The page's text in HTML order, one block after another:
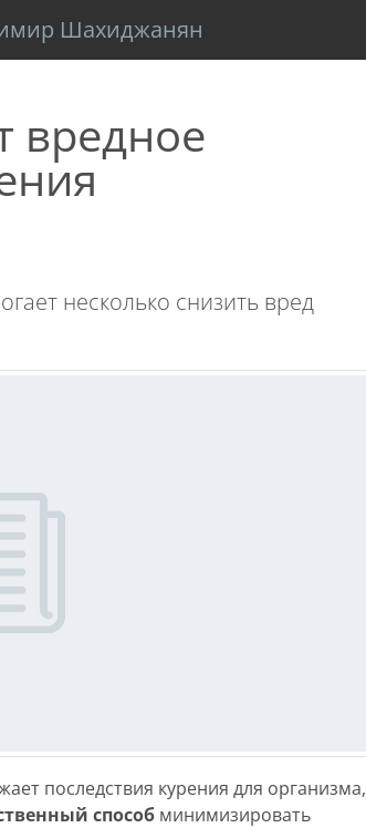
Шахиджанян
вредное
несколько снизить вред
последствия курения для организма,
способ минимизировать